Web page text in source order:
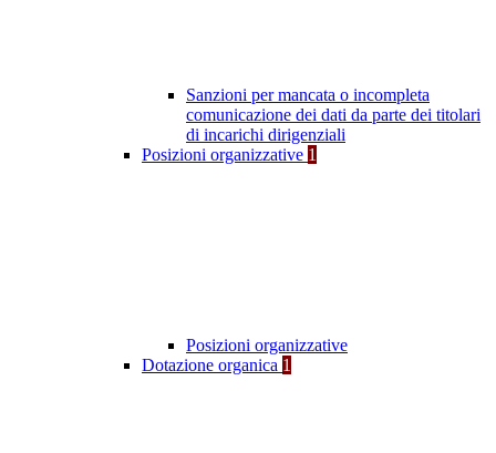
Sanzioni per mancata o incompleta
comunicazione dei dati da parte dei titolari
di incarichi dirigenziali
Posizioni organizzative 1
Posizioni organizzative
Dotazione organica 1